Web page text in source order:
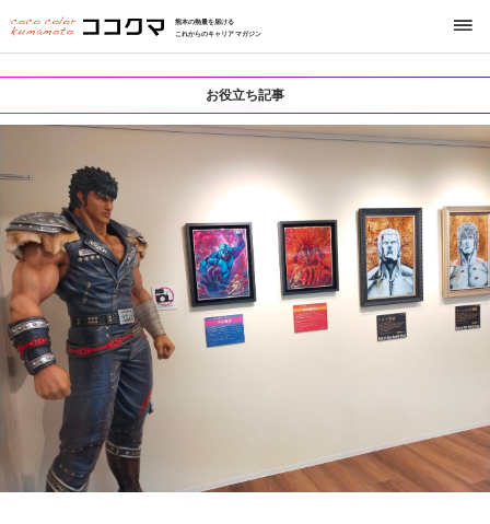
熊本の熱量を届ける
これからのキャリアマガジン
お役立ち記事